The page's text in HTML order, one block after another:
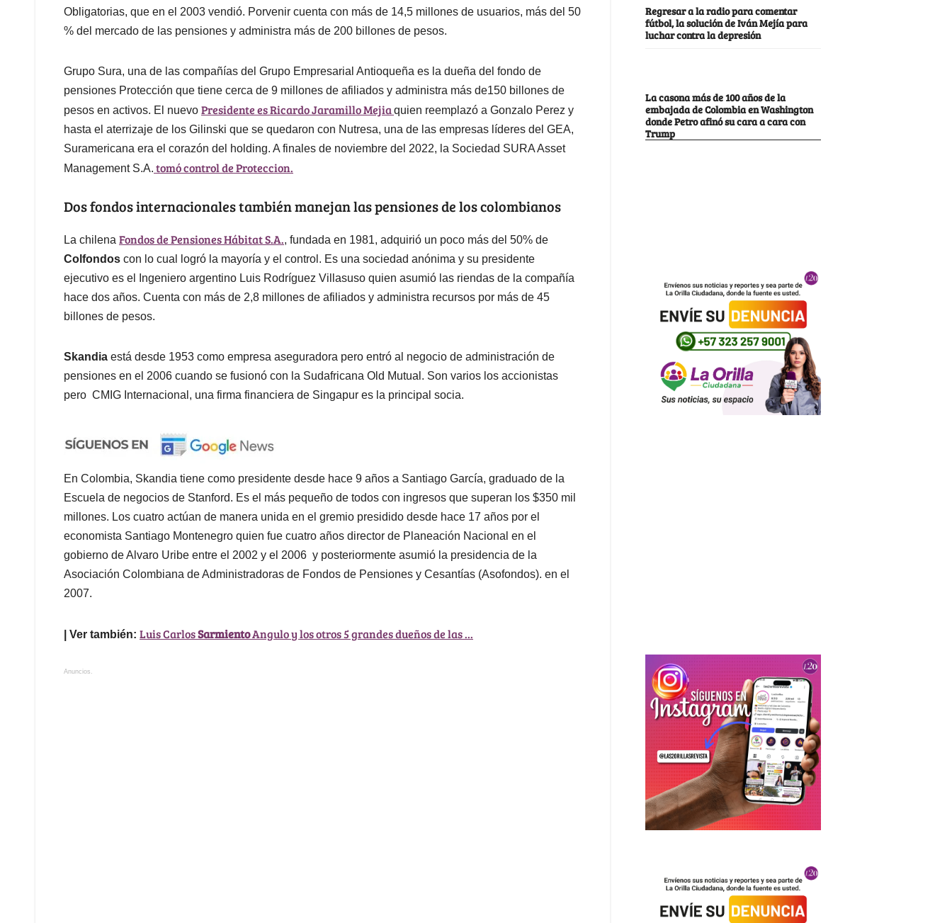
Obligatorias, que en el 2003 vendió. Porvenir cuenta con más de 14,5 millones de usuarios, más del 50
% del mercado de las pensiones y administra más de 200 billones de pesos.
Grupo Sura, una de las compañías del Grupo Empresarial Antioqueña es la dueña del fondo de
pensiones Protección que tiene cerca de 9 millones de afiliados y administra más de150 billones de
pesos en activos. El nuevo Presidente es Ricardo Jaramillo Mejiaquien reemplazó a Gonzalo Perez y
hasta el aterrizaje de los Gilinski que se quedaron con Nutresa, una de las empresas líderes del GEA,
Suramericana era el corazón del holding. A finales de noviembre del 2022, la Sociedad SURA Asset
Management S.A. tomó control de Proteccion.
Dos fondos internacionales también manejan las pensiones de los colombianos
La chilena Fondos de Pensiones Hábitat S.A., fundada en 1981, adquirió un poco más del 50% de
Colfondos con lo cual logró la mayoría y el control. Es una sociedad anónima y su presidente
ejecutivo es el Ingeniero argentino Luis Rodríguez Villasuso quien asumió las riendas de la compañía
hace dos años. Cuenta con más de 2,8 millones de afiliados y administra recursos por más de 45
billones de pesos.
Skandia está desde 1953 como empresa aseguradora pero entró al negocio de administración de
pensiones en el 2006 cuando se fusionó con la Sudafricana Old Mutual. Son varios los accionistas
pero CMIG Internacional, una firma financiera de Singapur es la principal socia.
En Colombia, Skandia tiene como presidente desde hace 9 años a Santiago García, graduado de la
Escuela de negocios de Stanford. Es el más pequeño de todos con ingresos que superan los $350 mil
millones. Los cuatro actúan de manera unida en el gremio presidido desde hace 17 años por el
economista Santiago Montenegro quien fue cuatro años director de Planeación Nacional en el
gobierno de Alvaro Uribe entre el 2002 y el 2006 y posteriormente asumió la presidencia de la
Asociación Colombiana de Administradoras de Fondos de Pensiones y Cesantías (Asofondos). en el
2007.
| Ver también: Luis CarlosSarmientoAngulo y los otros 5 grandes dueños de las ...
Anuncios.
Regresar a la radio para comentar
fútbol, la solución de Iván Mejía para
luchar contra la depresión
La casona más de 100 años de la
embajada de Colombia en Washington
donde Petro afinó su cara a cara con
Trump